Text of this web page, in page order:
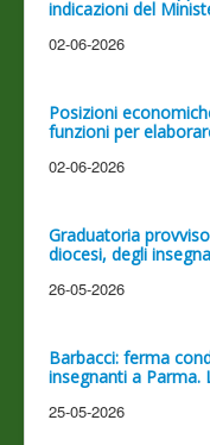
indicazioni del
02-06-2026
Posizioni
funzioni per
02-06-2026
Graduatoria
diocesi, degli
26-05-2026
Barbacci: ferma
insegnanti a Parma.
25-05-2026